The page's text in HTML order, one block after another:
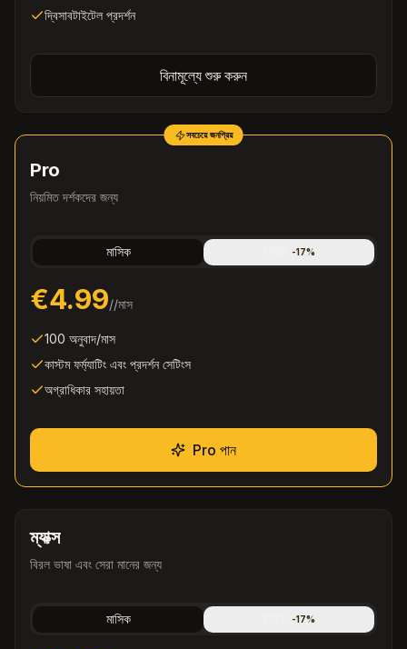
দ্বিসাবটাইটেল প্রদর্শন
বিনামূল্যে শুরু করুন
সবচেয়ে জনপ্রিয়
Pro
নিয়মিত দর্শকদের জন্য
মাসিক -17%
€4.99//মাস
100 অনুবাদ/মাস
কাস্টম ফর্ম্যাটিং এবং প্রদর্শন সেটিংস
অগ্রাধিকার সহায়তা
Pro পান
ম্যাক্স
বিরল ভাষা এবং সেরা মানের জন্য
মাসিক -17%